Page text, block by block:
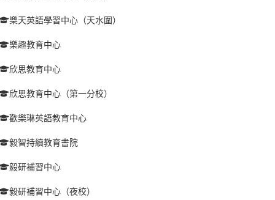
樂天英語學習中心（天水圍）
樂趣教育中心
欣思教育中心
欣思教育中心（第一分校）
歡樂琳英語教育中心
毅智持續教育書院
毅研補習中心
毅研補習中心（夜校）